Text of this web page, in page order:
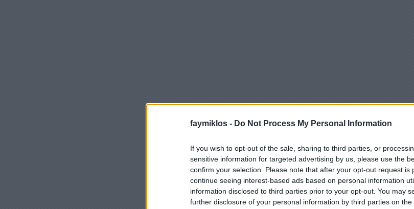
faymiklos - Do Not Process My Personal Information
If you wish to opt-out of the sale, sharing to third parties, or
sensitive information for targeted advertising by us, please use the
confirm your selection. Please note that after your opt-out request is
continue seeing interest-based ads based on personal information
information disclosed to third parties prior to your opt-out. You may
further disclosure of your personal information by third parties on the